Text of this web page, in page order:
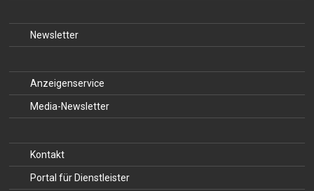
Newsletter
Anzeigenservice
Media-Newsletter
Kontakt
Portal für Dienstleister